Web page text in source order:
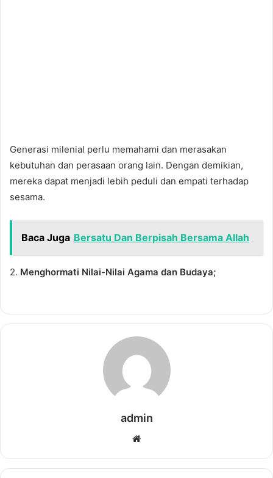
Generasi milenial perlu memahami dan merasakan
kebutuhan dan perasaan orang lain. Dengan demikian,
mereka dapat menjadi lebih peduli dan empati terhadap
sesama.
Baca Juga Bersatu Dan Berpisah Bersama Allah
2. Menghormati Nilai-Nilai Agama dan Budaya;
admin